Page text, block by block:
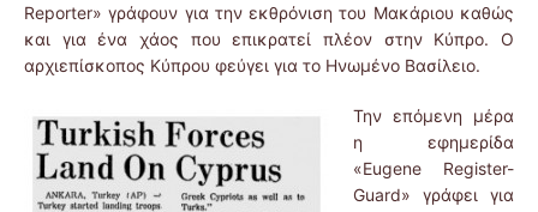
Reporter» γράφουν για την εκθρόνιση του Μακάριου καθώς
και για ένα χάος που επικρατεί πλέον στην Κύπρο. Ο
αρχιεπίσκοπος Κύπρου φεύγει για το Ηνωμένο Βασίλειο.
Την επόμενη μέρα
η εφημερίδα
«Eugene Register-
Guard» γράφει για